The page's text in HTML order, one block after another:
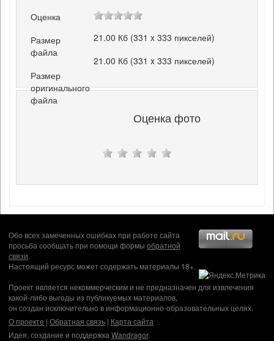
Оценка
Размер
файла
21.00 Кб (331 x 333 пикселей)
Размер
оригинального
файла
21.00 Кб (331 x 333 пикселей)
Оценка фото
Обо всех замеченных ошибках при работе сайта
просьба сообщать при помощи формы обратной
связи.
Настоящий ресурс может содержать материалы 18+.
Проект является некоммерческим и не предназначен для извлечения
какой-либо выгоды из публикуемых материалов,
он создан исключительно в информационно-образовательных целях.
О проекте | Обратная связь | Карта сайта
Идея, создание и поддержка Wandragor.